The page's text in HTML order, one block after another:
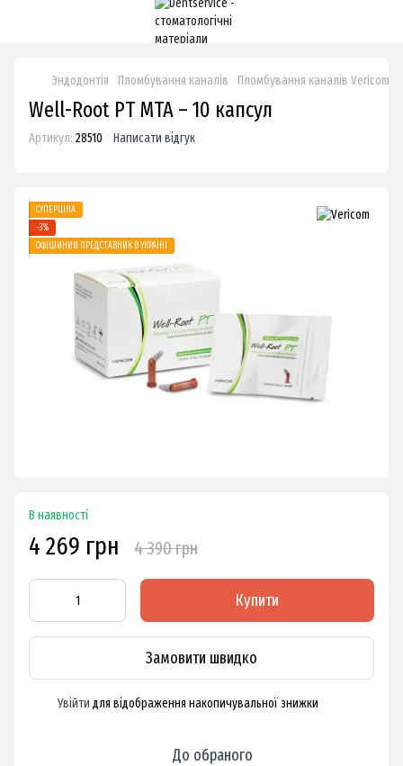
Эндодонтія Пломбування каналів Пломбування каналів Vericom
Well-Root PT MTA – 10 капсул
Артикул: 28510 Написати відгук
СУПЕРЦІНА
−3%
ОФІЦІЙНИЙ ПРЕДСТАВНИК В УКРАЇНІ
В наявності
4 269 грн 4 390 грн
Купити
Замовити швидко
Увійти для відображення накопичувальної знижки
До обраного